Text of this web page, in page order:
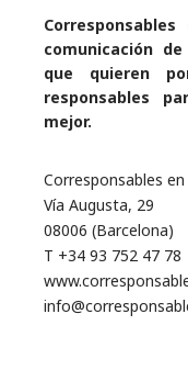
comunicación
que quieren
responsables
mejor.
Corresponsables en
Vía Augusta, 29
08006 (Barcelona)
T +34 93 752 47 78